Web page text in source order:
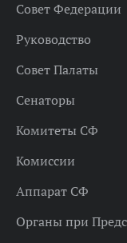
Совет Федерации
Руководство
Совет Палаты
Сенаторы
Комитеты СФ
Комиссии
Аппарат СФ
Органы при